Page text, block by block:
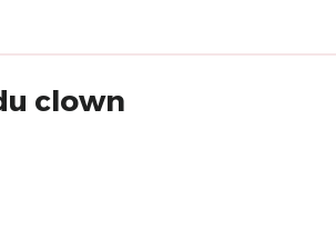
clown